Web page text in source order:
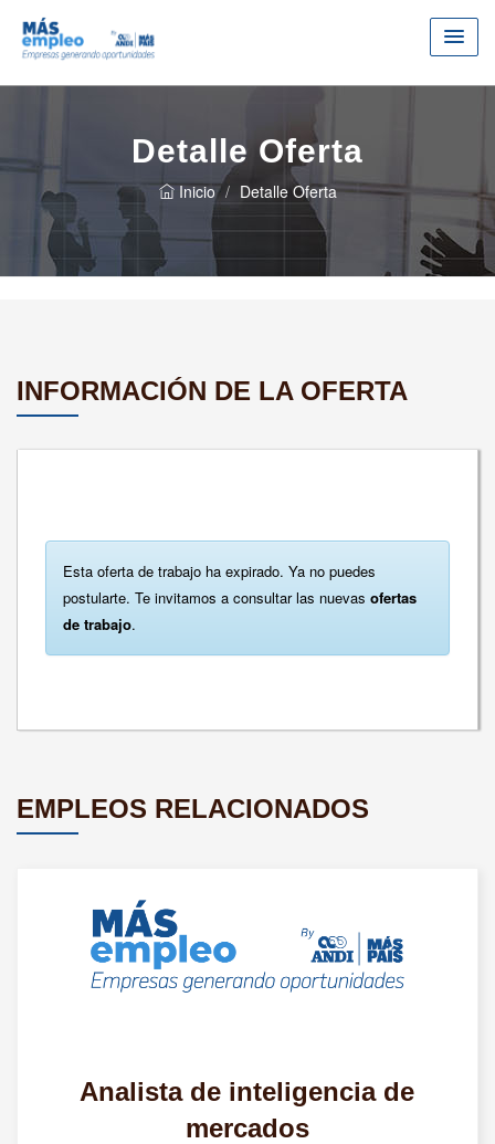
Detalle Oferta
Inicio Detalle Oferta
INFORMACIÓN DE LA OFERTA
Esta oferta de trabajo ha expirado. Ya no puedes
postularte. Te invitamos a consultar las nuevas ofertas
de trabajo.
EMPLEOS RELACIONADOS
Analista de inteligencia de
mercados